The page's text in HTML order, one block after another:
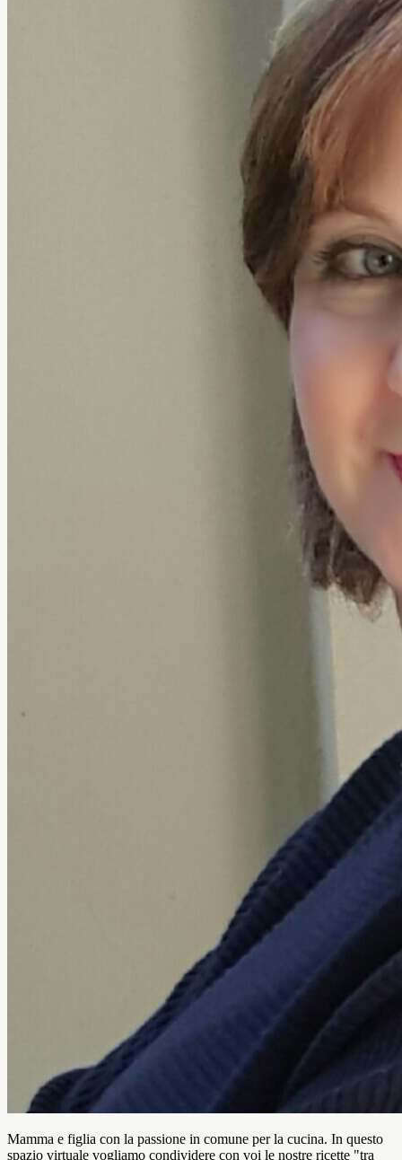
Mamma e figlia con la passione in comune per la cucina. In questo
spazio virtuale vogliamo condividere con voi le nostre ricette "tra